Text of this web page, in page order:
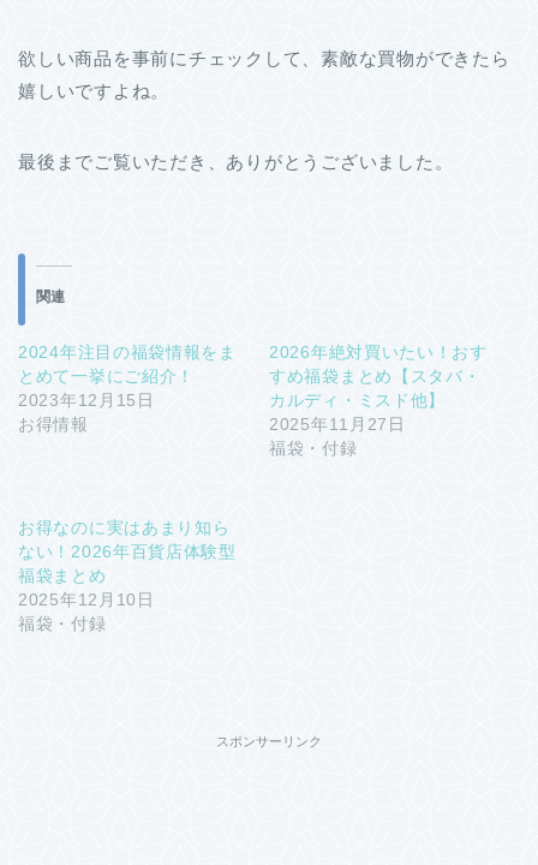
欲しい商品を事前にチェックして、素敵な買物ができたら
嬉しいですよね。
最後までご覧いただき、ありがとうございました。
関連
2024年注目の福袋情報をま
とめて一挙にご紹介！
2023年12月15日
お得情報
2026年絶対買いたい！おす
すめ福袋まとめ【スタバ・
カルディ・ミスド他】
2025年11月27日
福袋・付録
お得なのに実はあまり知ら
ない！2026年百貨店体験型
福袋まとめ
2025年12月10日
福袋・付録
スポンサーリンク